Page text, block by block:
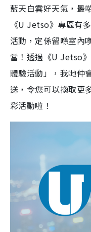
藍天白雲好天氣，最
《U Jetso》專區有
活動，定係留喺室內
當！透過《U Jetso
體驗活動」，我哋仲
送，令您可以換取更
彩活動啦！